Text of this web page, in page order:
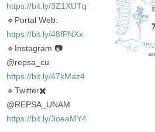
https://bit.ly/3Z1XUTq
🔹Portal Web:
https://bit.ly/48fPNXx
🔹Instagram 📷
@repsa_cu
https://bit.ly/47kMaz4
🔹Twitter✖️
@REPSA_UNAM
https://bit.ly/3oeaMY4